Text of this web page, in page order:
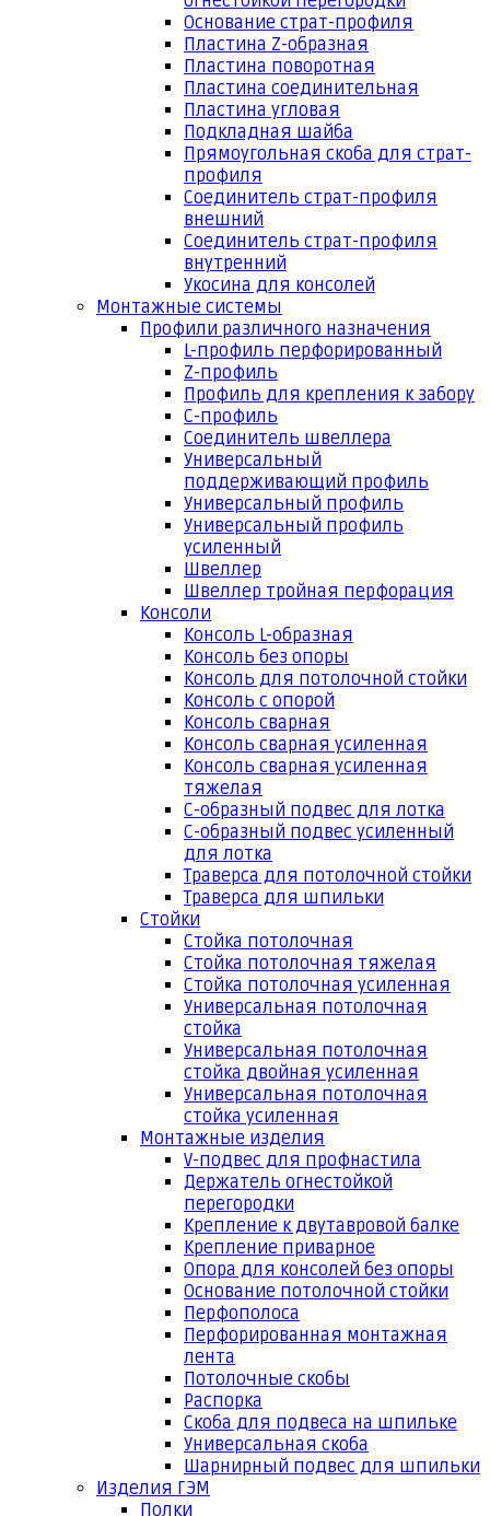
Основание страт-профиля
Пластина Z-образная
Пластина поворотная
Пластина соединительная
Пластина угловая
Подкладная шайба
Прямоугольная скоба для страт-
профиля
Соединитель страт-профиля
внешний
Соединитель страт-профиля
внутренний
Укосина для консолей
Монтажные системы
Профили различного назначения
L-профиль перфорированный
Z-профиль
Профиль для крепления к забору
С-профиль
Соединитель швеллера
Универсальный
поддерживающий профиль
Универсальный профиль
Универсальный профиль
усиленный
Швеллер
Швеллер тройная перфорация
Консоли
Консоль L-образная
Консоль без опоры
Консоль для потолочной стойки
Консоль с опорой
Консоль сварная
Консоль сварная усиленная
Консоль сварная усиленная
тяжелая
С-образный подвес для лотка
С-образный подвес усиленный
для лотка
Траверса для потолочной стойки
Траверса для шпильки
Стойки
Стойка потолочная
Стойка потолочная тяжелая
Стойка потолочная усиленная
Универсальная потолочная
стойка
Универсальная потолочная
стойка двойная усиленная
Универсальная потолочная
стойка усиленная
Монтажные изделия
V-подвес для профнастила
Держатель огнестойкой
перегородки
Крепление к двутавровой балке
Крепление приварное
Опора для консолей без опоры
Основание потолочной стойки
Перфополоса
Перфорированная монтажная
лента
Потолочные скобы
Распорка
Скоба для подвеса на шпильке
Универсальная скоба
Шарнирный подвес для шпильки
Изделия ГЭМ
Полки